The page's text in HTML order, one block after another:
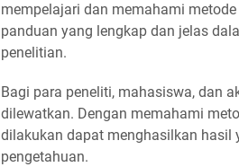
mempelajari dan memahami
panduan yang lengkap dan jelas
penelitian.
Bagi para peneliti, mahasiswa, dan
dilewatkan. Dengan memahami
dilakukan dapat menghasilkan hasil
pengetahuan.